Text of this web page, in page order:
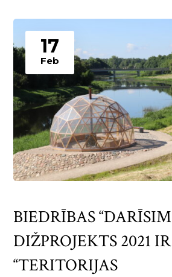
17
Feb
BIEDRĪBAS
DIŽPROJEKTS 2021 IR
“TERITORIJAS